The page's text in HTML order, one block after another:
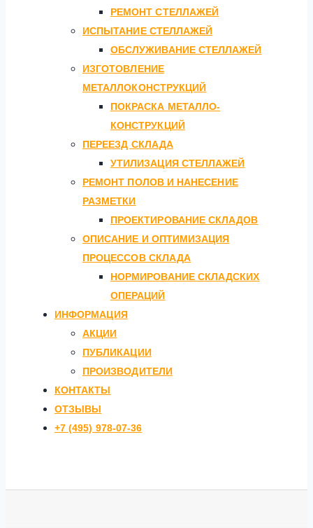
РЕМОНТ СТЕЛЛАЖЕЙ
ИСПЫТАНИЕ СТЕЛЛАЖЕЙ
ОБСЛУЖИВАНИЕ СТЕЛЛАЖЕЙ
ИЗГОТОВЛЕНИЕ
МЕТАЛЛОКОНСТРУКЦИЙ
ПОКРАСКА МЕТАЛЛО-
КОНСТРУКЦИЙ
ПЕРЕЕЗД СКЛАДА
УТИЛИЗАЦИЯ СТЕЛЛАЖЕЙ
РЕМОНТ ПОЛОВ И НАНЕСЕНИЕ
РАЗМЕТКИ
ПРОЕКТИРОВАНИЕ СКЛАДОВ
ОПИСАНИЕ И ОПТИМИЗАЦИЯ
ПРОЦЕССОВ СКЛАДА
НОРМИРОВАНИЕ СКЛАДСКИХ
ОПЕРАЦИЙ
ИНФОРМАЦИЯ
АКЦИИ
ПУБЛИКАЦИИ
ПРОИЗВОДИТЕЛИ
КОНТАКТЫ
ОТЗЫВЫ
+7 (495) 978-07-36